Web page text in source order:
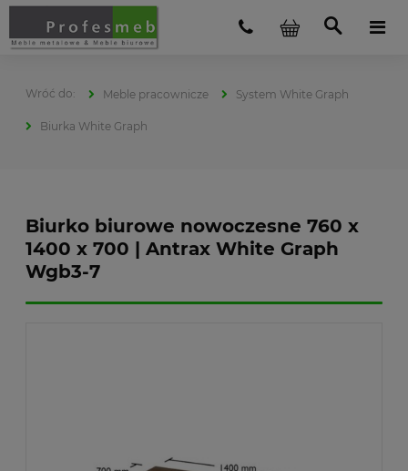
Meble pracownicze System White Graph
Biurka White Graph
Biurko biurowe nowoczesne 760 x
1400 x 700 | Antrax White Graph
Wgb3-7